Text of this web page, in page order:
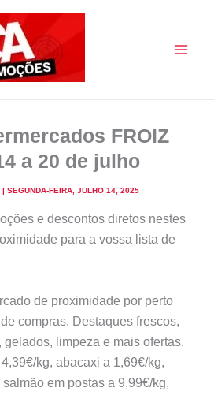
FROIZ
a 20 de julho
| SEGUNDA-FEIRA, JULHO 14, 2025
e descontos diretos nestes
para a vossa lista de
de proximidade por perto
compras. Destaques frescos,
gelados, limpeza e mais ofertas.
kg, abacaxi a 1,69€/kg,
em postas a 9,99€/kg,